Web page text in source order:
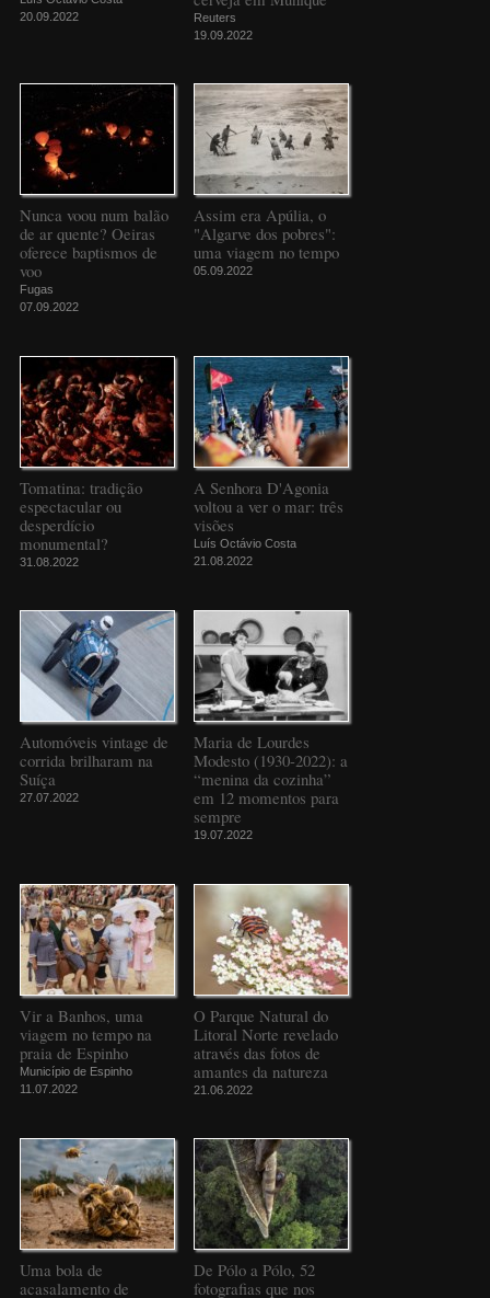
20.09.2022
Reuters
19.09.2022
Nunca voou num balão
de ar quente? Oeiras
oferece baptismos de
voo
Fugas
07.09.2022
Assim era Apúlia, o
"Algarve dos pobres":
uma viagem no tempo
05.09.2022
Tomatina: tradição
espectacular ou
desperdício
monumental?
31.08.2022
A Senhora D'Agonia
voltou a ver o mar: três
visões
Luís Octávio Costa
21.08.2022
Automóveis vintage de
corrida brilharam na
Suíça
27.07.2022
Maria de Lourdes
Modesto (1930-2022): a
“menina da cozinha”
em 12 momentos para
sempre
19.07.2022
Vir a Banhos, uma
viagem no tempo na
praia de Espinho
Município de Espinho
11.07.2022
O Parque Natural do
Litoral Norte revelado
através das fotos de
amantes da natureza
21.06.2022
Uma bola de
acasalamento de
De Pólo a Pólo, 52
fotografias que nos